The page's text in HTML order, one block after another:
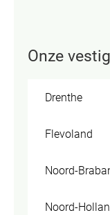
Onze
Drenthe
Flevoland
Noord-
Noord-